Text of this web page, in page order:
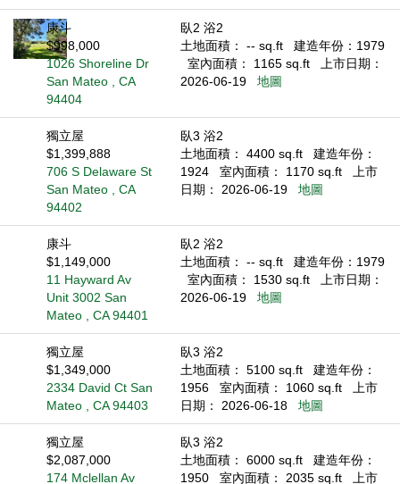
康斗
$998,000
1026 Shoreline Dr
San Mateo , CA
94404
臥2 浴2
土地面積： -- sq.ft
建造年份：1979
室內面積： 1165 sq.ft
上市日期：
2026-06-19
地圖
獨立屋
$1,399,888
706 S Delaware St
San Mateo , CA
94402
臥3 浴2
土地面積： 4400 sq.ft
建造年份：
1924
室內面積： 1170 sq.ft
上市
日期： 2026-06-19
地圖
康斗
$1,149,000
11 Hayward Av
Unit 3002 San
Mateo , CA 94401
臥2 浴2
土地面積： -- sq.ft
建造年份：1979
室內面積： 1530 sq.ft
上市日期：
2026-06-19
地圖
獨立屋
$1,349,000
2334 David Ct San
Mateo , CA 94403
臥3 浴2
土地面積： 5100 sq.ft
建造年份：
1956
室內面積： 1060 sq.ft
上市
日期： 2026-06-18
地圖
獨立屋
$2,087,000
174 Mclellan Av
臥3 浴2
土地面積： 6000 sq.ft
建造年份：
1950
室內面積： 2035 sq.ft 上市